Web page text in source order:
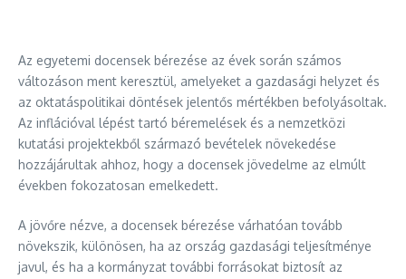
Az egyetemi docensek bérezése az évek során számos
változáson ment keresztül, amelyeket a gazdasági helyzet és
az oktatáspolitikai döntések jelentős mértékben befolyásoltak.
Az inflációval lépést tartó béremelések és a nemzetközi
kutatási projektekből származó bevételek növekedése
hozzájárultak ahhoz, hogy a docensek jövedelme az elmúlt
években fokozatosan emelkedett.
A jövőre nézve, a docensek bérezése várhatóan tovább
növekszik, különösen, ha az ország gazdasági teljesítménye
javul, és ha a kormányzat további forrásokat biztosít az